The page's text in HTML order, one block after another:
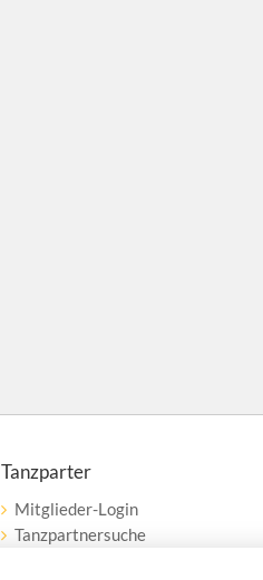
Tanzparter
Mitglieder-Login
Tanzpartnersuche